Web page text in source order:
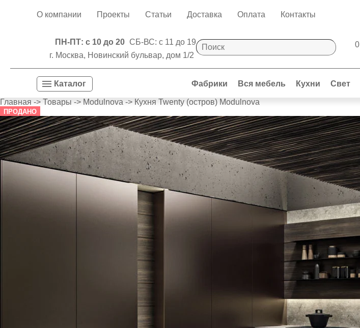
О компании Проекты Статьи Доставка Оплата Контакты
ПН-ПТ: с 10 до 20 СБ-ВС: с 11 до 19
г. Москва, Новинский бульвар, дом 1/2
0
Фабрики Вся мебель Кухни Свет
Каталог
Главная -> Товары -> Modulnova -> Кухня Twenty (остров) Modulnova
ПРОДАНО